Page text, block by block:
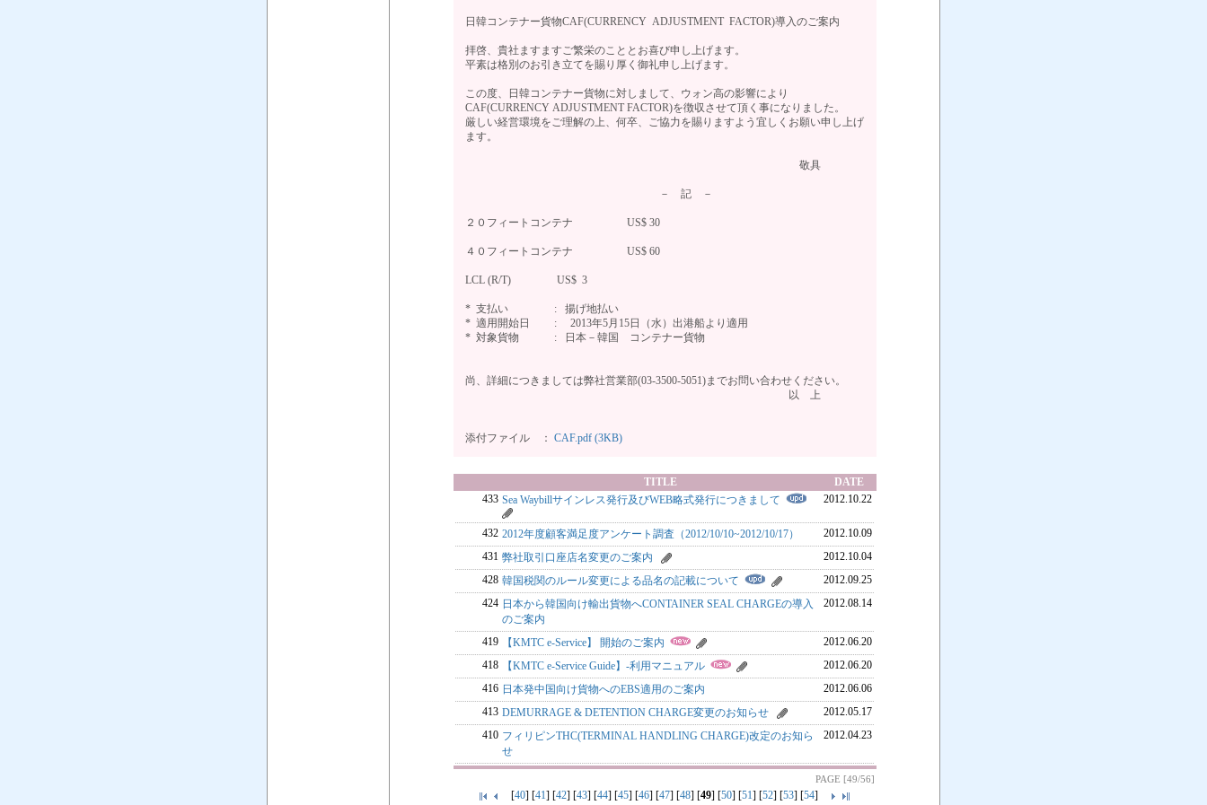
日韓コンテナー貨物CAF(CURRENCY ADJUSTMENT FACTOR)導入のご案内
拝啓、貴社ますますご繁栄のこととお喜び申し上げます。
平素は格別のお引き立てを賜り厚く御礼申し上げます。
この度、日韓コンテナー貨物に対しまして、ウォン高の影響により
CAF(CURRENCY ADJUSTMENT FACTOR)を徴収させて頂く事になりました。
厳しい経営環境をご理解の上、何卒、ご協力を賜りますよう宜しくお願い申し上げ
ます。
敬具
－ 記 －
２０フィートコンテナ US$ 30
４０フィートコンテナ US$ 60
LCL (R/T) US$ 3
* 支払い : 揚げ地払い
* 適用開始日 : 2013年5月15日（水）出港船より適用
* 対象貨物 : 日本－韓国 コンテナー貨物
尚、詳細につきましては弊社営業部(03-3500-5051)までお問い合わせください。
以 上
添付ファイル ： CAF.pdf (3KB)
TITLE
DATE
433 Sea Waybillサインレス発行及びWEB略式発行につきまして 2012.10.22
432 2012年度顧客満足度アンケート調査（2012/10/10~2012/10/17）
2012.10.09
431 弊社取引口座店名変更のご案内
2012.10.04
428 韓国税関のルール変更による品名の記載について
2012.09.25
424 日本から韓国向け輸出貨物へCONTAINER SEAL CHARGEの導入
のご案内
2012.08.14
419 【KMTC e-Service】 開始のご案内
2012.06.20
418
【KMTC e-Service Guide】-利用マニュアル
2012.06.20
416 日本発中国向け貨物へのEBS適用のご案内
2012.06.06
413 DEMURRAGE & DETENTION CHARGE変更のお知らせ
2012.05.17
410 フィリピンTHC(TERMINAL HANDLING CHARGE)改定のお知ら
せ
2012.04.23
PAGE [49/56]
[40] [41] [42] [43] [44] [45] [46] [47] [48] [49] [50] [51] [52] [53] [54]